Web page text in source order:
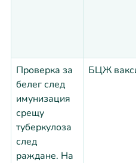
Проверка за
белег след
имунизация
срещу
туберкулоза
след
раждане. На
БЦЖ